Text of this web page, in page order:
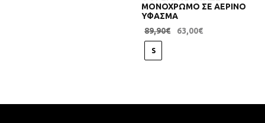
ΜΟΝΟΧΡΩΜΟ ΣΕ ΑΕΡΙΝΟ
ΥΦΑΣΜΑ
89,90€ 63,00€
S